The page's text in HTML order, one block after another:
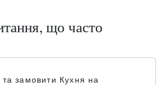
що часто
замовити Кухня на